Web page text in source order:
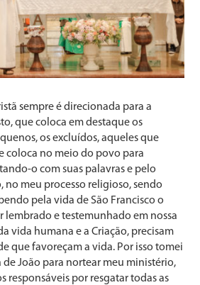
sempre é direcionada para a
que coloca em destaque os
os excluídos, aqueles que
coloca no meio do povo para
o com suas palavras e pelo
no meu processo religioso, sendo
pela vida de São Francisco o
lembrado e testemunhado em nossa
vida humana e a Criação, precisam
que favoreçam a vida. Por isso tomei
de João para nortear meu ministério,
responsáveis por resgatar todas as